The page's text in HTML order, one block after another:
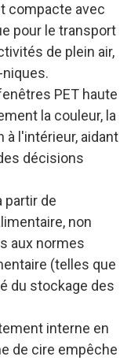
compacte avec
pour le transport
de plein air,
PET haute
la couleur, la
à l'intérieur, aidant
décisions
partir de
non
aux normes
(telles que
du stockage des
interne en
de cire empêche